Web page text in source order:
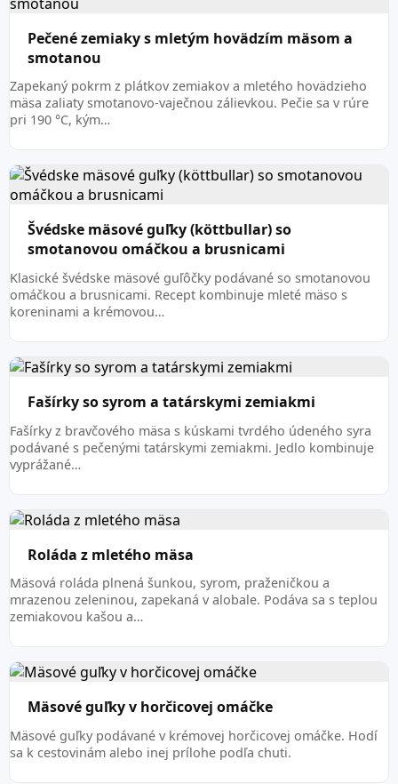
Pečené zemiaky s mletým hovädzím mäsom a
smotanou
Zapekaný pokrm z plátkov zemiakov a mletého hovädzieho
mäsa zaliaty smotanovo-vaječnou zálievkou. Pečie sa v rúre
pri 190 °C, kým…
Švédske mäsové guľky (köttbullar) so
smotanovou omáčkou a brusnicami
Klasické švédske mäsové guľôčky podávané so smotanovou
omáčkou a brusnicami. Recept kombinuje mleté mäso s
koreninami a krémovou…
Fašírky so syrom a tatárskymi zemiakmi
Fašírky z bravčového mäsa s kúskami tvrdého údeného syra
podávané s pečenými tatárskymi zemiakmi. Jedlo kombinuje
vyprážané…
Roláda z mletého mäsa
Mäsová roláda plnená šunkou, syrom, praženičkou a
mrazenou zeleninou, zapekaná v alobale. Podáva sa s teplou
zemiakovou kašou a…
Mäsové guľky v horčicovej omáčke
Mäsové guľky podávané v krémovej horčicovej omáčke. Hodí
sa k cestovinám alebo inej prílohe podľa chuti.